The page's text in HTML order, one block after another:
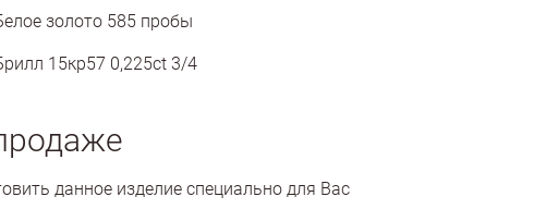
золото 585 пробы
15кр57 0,225ct 3/4
данное изделие специально для Вас